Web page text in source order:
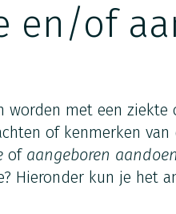
en/of
worden met een ziekte
of kenmerken van
of aangeboren
Hieronder kun je het